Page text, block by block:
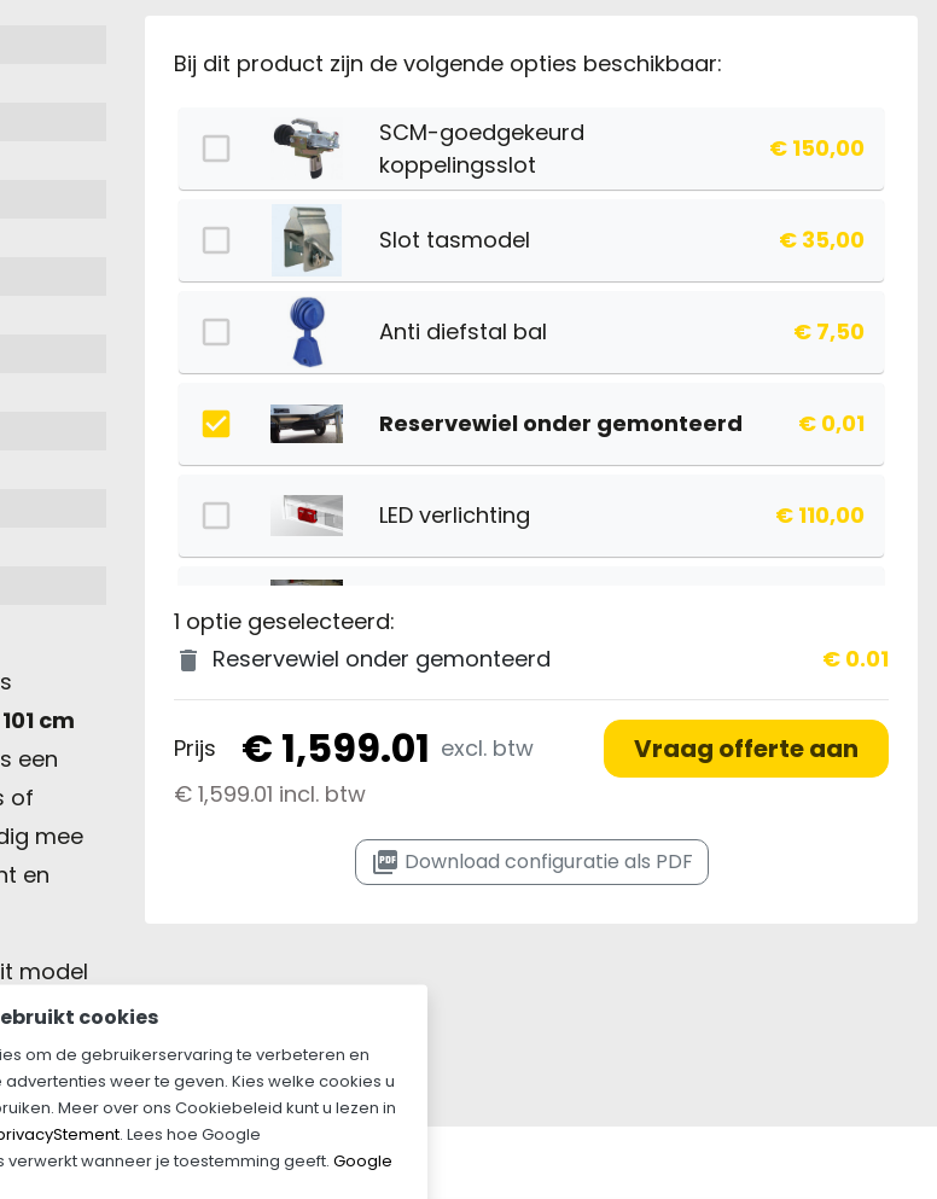
cm
een
of
mee
en
model
Bij dit product zijn de volgende opties beschikbaar:
SCM-goedgekeurd
koppelingsslot
€ 150,00
Slot tasmodel € 35,00
Anti diefstal bal € 7,50
Reservewiel onder gemonteerd € 0,01
LED verlichting € 110,00
Dwarsdragers
Fietsendrager € 50,00
Montagekosten per
1 optie geselecteerd:
delete Reservewiel onder gemonteerd € 0.01
Prijs € 1,599.01 excl. btw
€ 1,599.01 incl. btw
Vraag offerte aan
picture_as_pdf Download configuratie als PDF
cookies
om de gebruikerservaring te verbeteren en
weer te geven. Kies welke cookies u
Meer over ons Cookiebeleid kunt u lezen in
. Lees hoe Google
wanneer je toestemming geeft. Google